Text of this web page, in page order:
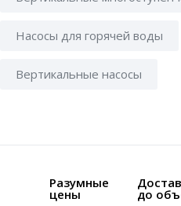
Насосы для горячей воды
Вертикальные насосы
Разумные
цены до